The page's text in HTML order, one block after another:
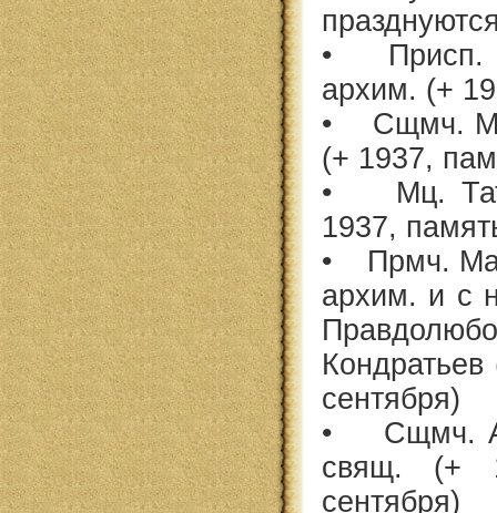
• Присп.
архим. (+
• Сщмч.
(+ 1937,
• Мц.
1937,
• Прмч.
архим. и с
сентября)
• Сщмч.
свящ. (+
сентября)